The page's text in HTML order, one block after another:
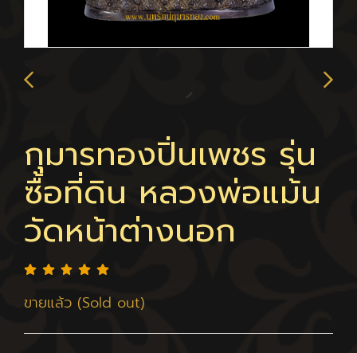
กุมารทองปิ่นเพชร รุ่น
ซื้อที่ดิน หลวงพ่อแม้น
วัดหน้าต่างนอก
ขายแล้ว (Sold out)